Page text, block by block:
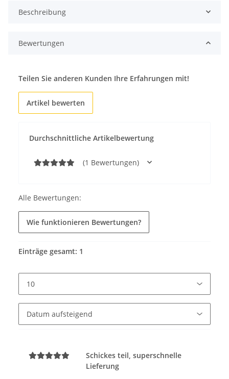
Beschreibung
Bewertungen
Durchschnittliche Artikelbewertung
(1 Bewertungen)
Teilen Sie anderen Kunden Ihre Erfahrungen mit!
Artikel bewerten
Alle Bewertungen:
Wie funktionieren Bewertungen?
Einträge gesamt: 1
Schickes teil, superschnelle
Lieferung